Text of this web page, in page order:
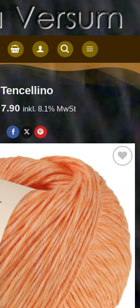
Tencellino
7.90 inkl. 8.1% MwSt
Auf die
Wunschliste